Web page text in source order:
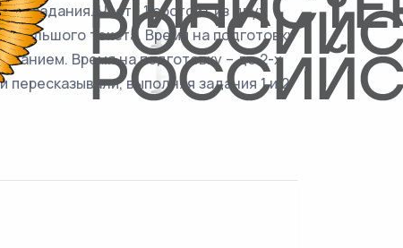
задания. Часть 1 состоит из двух
текста. Время на подготовку
Время на подготовку – до 2-х
выполняя задания 1 и 2.